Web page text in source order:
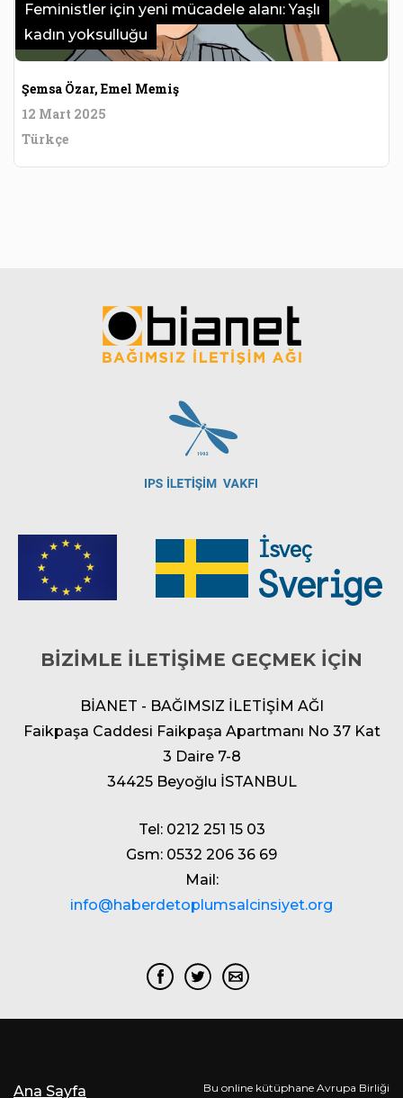
Feministler için yeni mücadele alanı: Yaşlı
kadın yoksulluğu
Şemsa Özar, Emel Memiş
12 Mart 2025
Türkçe
BİZİMLE İLETİŞİME GEÇMEK İÇİN
BİANET - BAĞIMSIZ İLETİŞİM AĞI
Faikpaşa Caddesi Faikpaşa Apartmanı No 37 Kat
3 Daire 7-8
34425 Beyoğlu İSTANBUL
Tel: 0212 251 15 03
Gsm: 0532 206 36 69
Mail:
info@haberdetoplumsalcinsiyet.org
Ana Sayfa Bu online kütüphane Avrupa Birliği